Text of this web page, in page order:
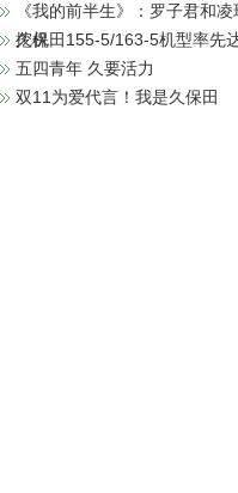
《我的前半生》：罗子君和
挖机
久保田155-5/163-5机型率先
五四青年 久要活力
双11为爱代言！我是久保田